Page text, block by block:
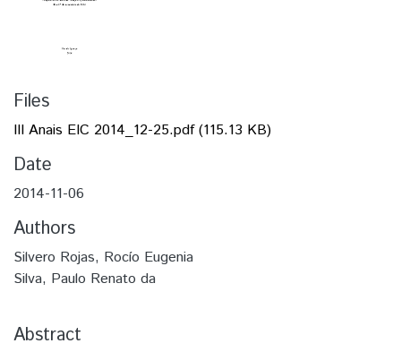
Files
III Anais EIC 2014_12-25.pdf(115.13 KB)
Date
2014-11-06
Authors
Silvero Rojas, Rocío Eugenia
Silva, Paulo Renato da
Abstract